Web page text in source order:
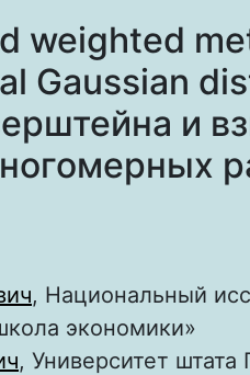
weighted
Gaussian
и
, Национальный
экономики»
, Университет штата